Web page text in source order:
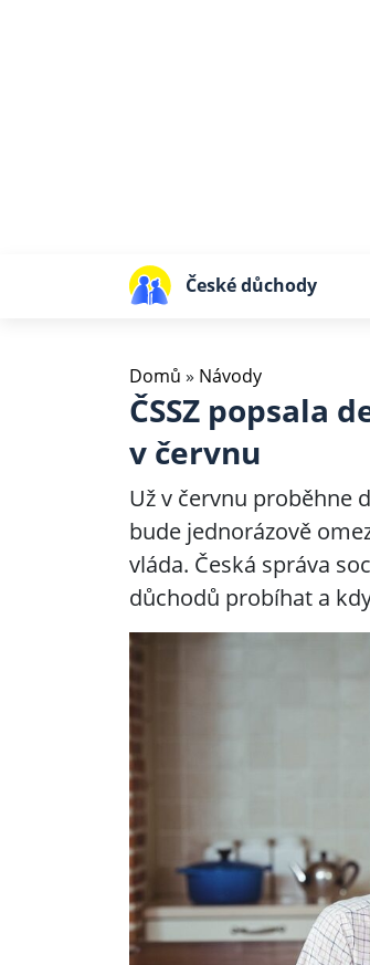
České důchody
Domů » Návody
ČSSZ popsala
v červnu
Už v červnu proběhne
bude jednorázově
vláda. Česká správa
důchodů probíhat a